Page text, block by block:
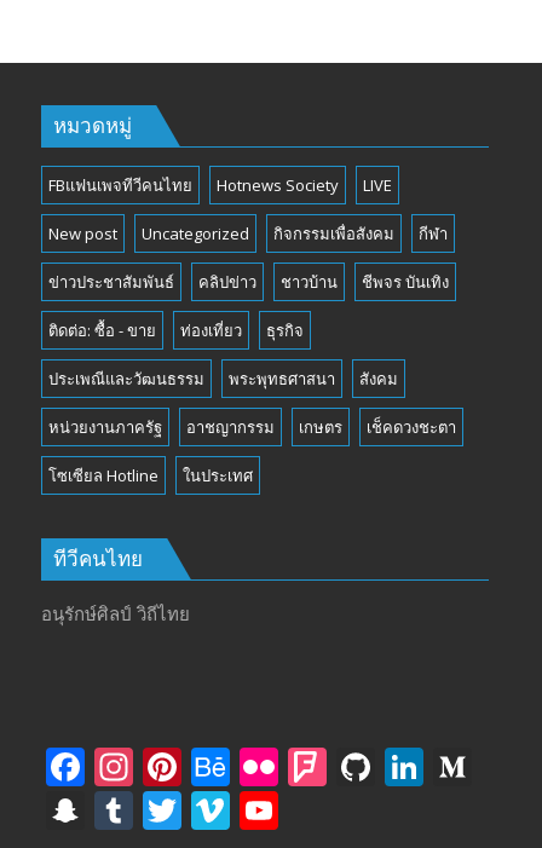
หมวดหมู่
FBแฟนเพจทีวีคนไทย Hotnews Society LIVE
New post Uncategorized กิจกรรมเพื่อสังคม กีฬา
ข่าวประชาสัมพันธ์ คลิปข่าว ชาวบ้าน ชีพจร บันเทิง
ติดต่อ: ซื้อ - ขาย ท่องเที่ยว ธุรกิจ
ประเพณีและวัฒนธรรม พระพุทธศาสนา สังคม
หน่วยงานภาครัฐ อาชญากรรม เกษตร เช็คดวงชะตา
โซเซียล Hotline ในประเทศ
ทีวีคนไทย
อนุรักษ์ศิลป์ วิถีไทย
F
ac
In
st
Pi
nt
B
e
Fli F Gi Li
S T T Vi